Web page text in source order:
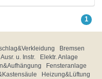
1
Bremsen
u. Instr.
Elektr. Anlage
Fensteranlage
Heizung&Lüftung